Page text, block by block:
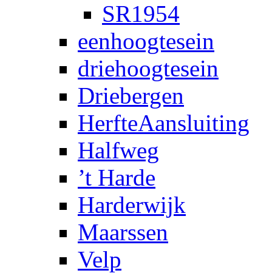
SR1954
eenhoogtesein
driehoogtesein
Driebergen
HerfteAansluiting
Halfweg
’t Harde
Harderwijk
Maarssen
Velp